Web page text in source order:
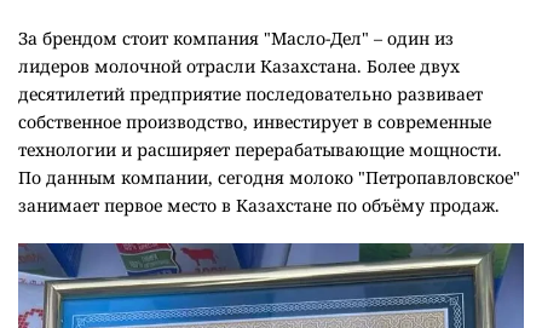
За брендом стоит компания "Масло-Дел" – один из
лидеров молочной отрасли Казахстана. Более двух
десятилетий предприятие последовательно развивает
собственное производство, инвестирует в современные
технологии и расширяет перерабатывающие мощности.
По данным компании, сегодня молоко "Петропавловское"
занимает первое место в Казахстане по объёму продаж.